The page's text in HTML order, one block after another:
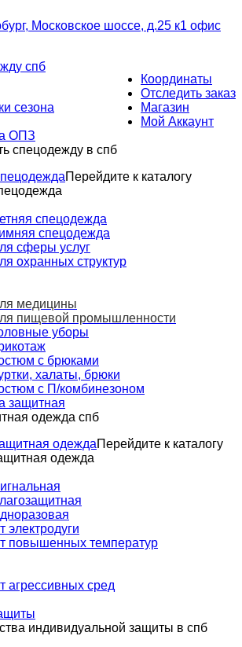
Московское шоссе, д.25 к1 офис
Координаты
Отследить заказ
Магазин
Мой Аккаунт
сезона
ОПЗ
Перейдите к каталогу
спецодежда
спецодежда
сферы услуг
охранных структур
медицины
пищевой промышленности
уборы
с брюками
халаты, брюки
с П/комбинезоном
защитная
одеждаПерейдите к каталогу
одежда
электродуги
повышенных температур
агрессивных сред